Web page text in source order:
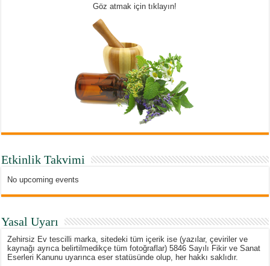
Göz atmak için tıklayın!
Etkinlik Takvimi
No upcoming events
Yasal Uyarı
Zehirsiz Ev tescilli marka, sitedeki tüm içerik ise (yazılar, çeviriler ve
kaynağı ayrıca belirtilmedikçe tüm fotoğraflar) 5846 Sayılı Fikir ve Sanat
Eserleri Kanunu uyarınca eser statüsünde olup, her hakkı saklıdır.